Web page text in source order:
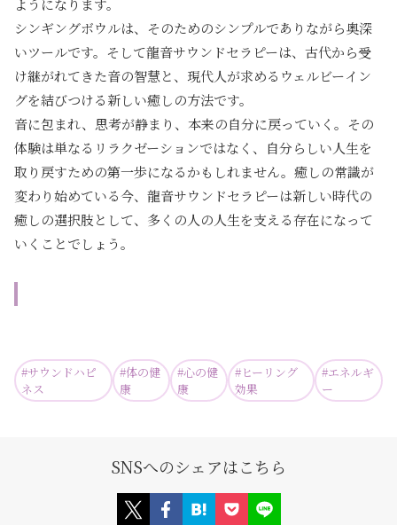
ようになります。
シンギングボウルは、そのためのシンプルでありながら奥深
いツールです。そして龍音サウンドセラピーは、古代から受
け継がれてきた音の智慧と、現代人が求めるウェルビーイン
グを結びつける新しい癒しの方法です。
音に包まれ、思考が静まり、本来の自分に戻っていく。その
体験は単なるリラクゼーションではなく、自分らしい人生を
取り戻すための第一歩になるかもしれません。癒しの常識が
変わり始めている今、龍音サウンドセラピーは新しい時代の
癒しの選択肢として、多くの人の人生を支える存在になって
いくことでしょう。
#サウンドハピ
ネス
#体の健
康
#心の健
康
#ヒーリング
効果
#エネルギ
ー
SNSへのシェアはこちら